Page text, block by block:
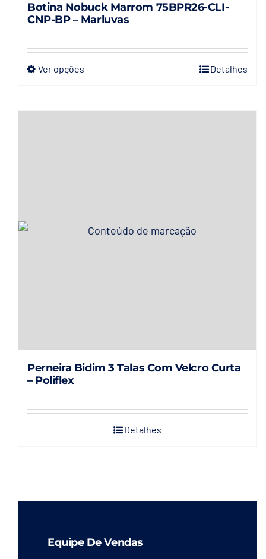
Botina Nobuck Marrom 75BPR26-CLI-
CNP-BP – Marluvas
Ver opçõesEste
escolhidas
Detalhes
Perneira Bidim 3 Talas Com Velcro Curta
– Poliflex
Detalhes
Equipe De Vendas